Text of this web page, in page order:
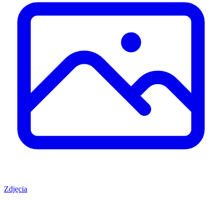
Zdjęcia